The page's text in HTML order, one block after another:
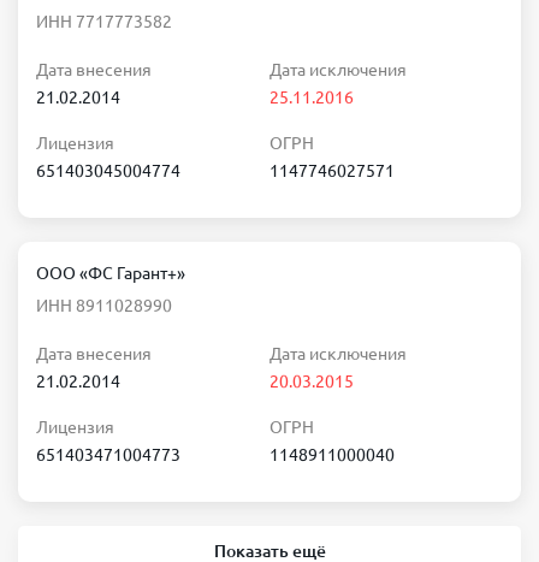
ИНН 7717773582
Дата внесения
21.02.2014
Дата исключения
25.11.2016
Лицензия
651403045004774
ОГРН
1147746027571
ООО «ФС Гарант+»
ИНН 8911028990
Дата внесения
21.02.2014
Дата исключения
20.03.2015
Лицензия
651403471004773
ОГРН
1148911000040
Показать ещё